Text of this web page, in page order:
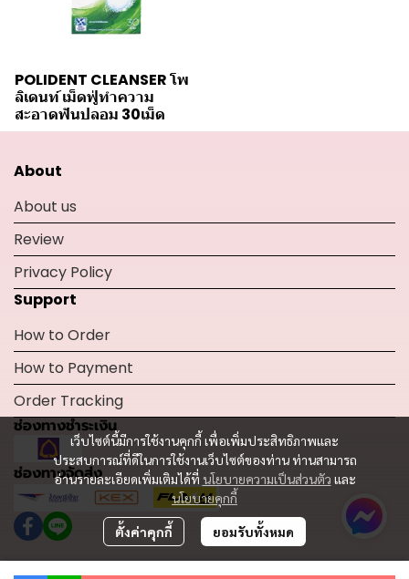
POLIDENT CLEANSER โพ
ลิเดนท์ เม็ดฟู่ทำความ
สะอาดฟันปลอม 30เม็ด
เว็บไซต์นี้มีการใช้งานคุกกี้ เพื่อเพิ่มประสิทธิภาพและ
ประสบการณ์ที่ดีในการใช้งานเว็บไซต์ของท่าน ท่านสามารถ
อ่านรายละเอียดเพิ่มเติมได้ที่ นโยบายความเป็นส่วนตัว และ
นโยบายคุกกี้
ตั้งค่าคุกกี้ ยอมรับทั้งหมด
About
About us
Review
Privacy Policy
Support
How to Order
How to Payment
Order Tracking
ช่องทางชำระเงิน
ช่องทางจัดส่ง